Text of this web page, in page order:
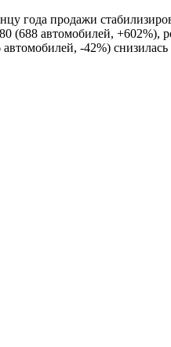
года продажи
автомобилей, +602%),
-42%)